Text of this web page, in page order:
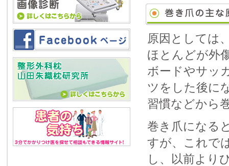
原因としては
ほとんどが外
ボードやサッ
ツをした後に
習慣などから
巻き爪になる
すが、これで
し、以前より